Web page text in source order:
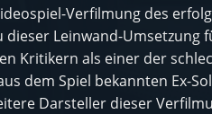
Verfilmung des
dieser Leinwand-Umsetzung
Kritikern als einer der
dem Spiel bekannten Ex-
Darsteller dieser